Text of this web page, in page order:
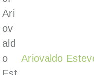
Ariovaldo